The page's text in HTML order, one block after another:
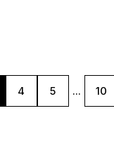
4 5 ... 10